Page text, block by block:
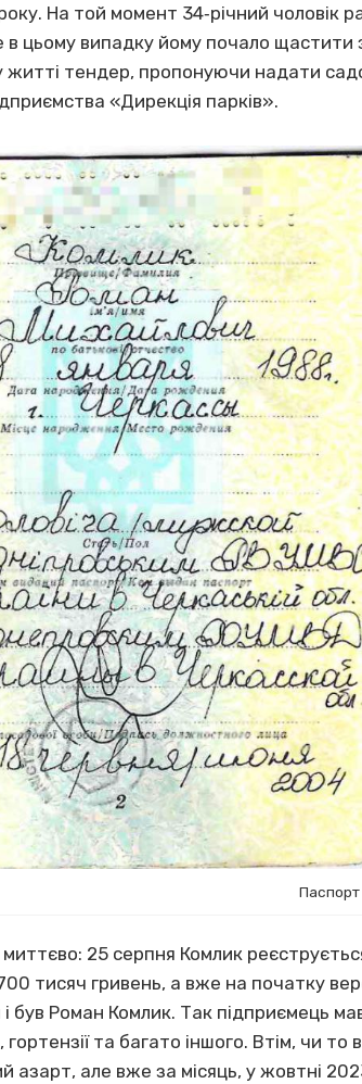
На той момент 34‐річний чоловік
в цьому випадку йому почало щастити
житті тендер, пропонуючи надати
«Дирекція парків».
миттєво: 25 серпня Комлик
тисяч гривень, а вже на початку
був Роман Комлик. Так підприємець
та багато іншого. Втім, чи
азарт, але вже за місяць, у жовтні